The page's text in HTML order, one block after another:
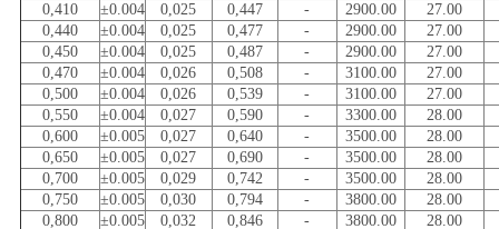
0,410
±0.004 0,025 0,447 - 2900.00
27.00
0,440
±0.004 0,025 0,477 - 2900.00
27.00
0,450
±0.004 0,025 0,487 - 2900.00
27.00
0,470
±0.004 0,026 0,508 - 3100.00
27.00
0,500
±0.004 0,026 0,539 - 3100.00
27.00
0,550
±0.004 0,027 0,590 - 3300.00
28.00
0,600
±0.005 0,027 0,640 - 3500.00
28.00
0,650
±0.005 0,027 0,690 - 3500.00
28.00
0,700
±0.005 0,029 0,742 - 3500.00
28.00
0,750
±0.005 0,030 0,794 - 3800.00
28.00
0,800
±0.005 0,032 0,846 - 3800.00 28.00